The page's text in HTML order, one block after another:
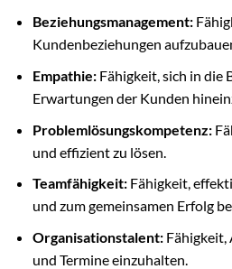
Beziehungsmanagement:
Kundenbeziehungen
Empathie:Fähigkeit, sich in die
Erwartungen der Kunden
Problemlösungskompetenz:
und effizient zu lösen.
Teamfähigkeit:Fähigkeit,
und zum gemeinsamen Erfolg
Organisationstalent:Fähigkeit,
und Termine einzuhalten.